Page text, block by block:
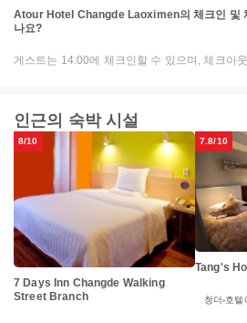
Atour Hotel Changde Laoximen의 체크인 및
나요?
게스트는 14:00에 체크인할 수 있으며, 체크아
인근의 숙박 시설
8/10
7 Days Inn Changde Walking
Street Branch
7.8/10
Tang's
청더 호텔